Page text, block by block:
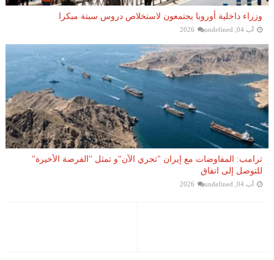
وزراء داخلية أوروبا يجتمعون لاستخلاص دروس سبتة مبكرا
آب 04, 2026 undefined
ترامب: المفاوضات مع إيران "تجري الآن"و تمثل "الفرصة الأخيرة"
للتوصل إلى اتفاق
آب 04, 2026 undefined